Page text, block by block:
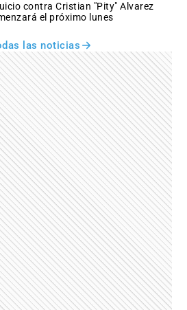
contra Cristian "Pity" Alvarez
el próximo lunes
las noticias